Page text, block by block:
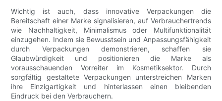
Wichtig ist auch, dass innovative Verpackungen die
Bereitschaft einer Marke signalisieren, auf Verbrauchertrends
wie Nachhaltigkeit, Minimalismus oder Multifunktionalität
einzugehen. Indem sie Bewusstsein und Anpassungsfähigkeit
durch Verpackungen demonstrieren, schaffen sie
Glaubwürdigkeit und positionieren die Marke als
vorausschauenden Vorreiter im Kosmetiksektor. Durch
sorgfältig gestaltete Verpackungen unterstreichen Marken
ihre Einzigartigkeit und hinterlassen einen bleibenden
Eindruck bei den Verbrauchern.